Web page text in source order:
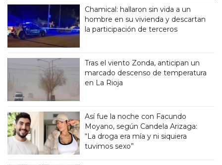
Chamical: hallaron sin vida a un
hombre en su vivienda y descartan
la participación de terceros
Tras el viento Zonda, anticipan un
marcado descenso de temperatura
en La Rioja
Así fue la noche con Facundo
Moyano, según Candela Arizaga:
“La droga era mía y ni siquiera
tuvimos sexo”